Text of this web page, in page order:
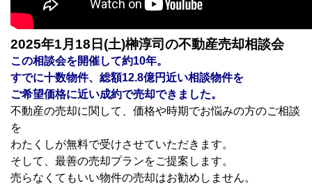
2025年1月18 日(土)榊淳司の不動産売却相談会
この相談会を開催して約10年。
すでに十数物件、総額12.8億円近い相談物件を
ご希望価格に近い成約で売却できました。
不動産の売却に関して、価格や時期でお悩みの方のご相談
を
わたくしが無料で受けさせていただきます。
そして、最善の売却プランをご提案します。
売らなくてもいい物件の売却はお勧めしません。